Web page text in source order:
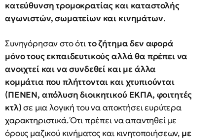
κατεύθυνση τρομοκρατίας και καταστολής
αγωνιστών, σωματείων και κινημάτων.
Συνηγόρησαν στο ότιτο ζήτημα δεν αφορά
μόνο τους εκπαιδευτικούς αλλά θα πρέπει να
ανοιχτεί και να συνδεθεί και με άλλα
κομμάτια που πλήττονται και χτυπιούνται
(ΠΕΝΕΝ, απόλυση διοικητικού ΕΚΠΑ, φοιτητές
κτλ)σε μια λογική του να αποκτήσει ευρύτερα
χαρακτηριστικά. Ότι πρέπει να απαντηθεί με
όρους μαζικού κινήματος και κινητοποιήσεων, με